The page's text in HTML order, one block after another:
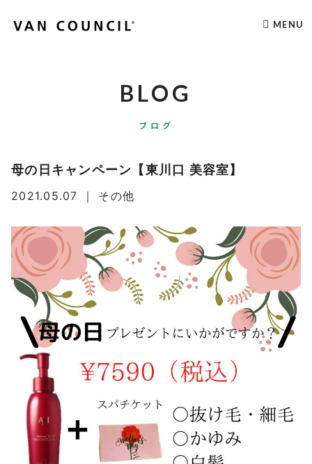
MENU
BLOG
ブログ
母の日キャンペーン【東川口 美容室】
2021.05.07 ｜ その他